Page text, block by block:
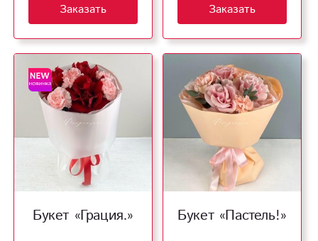
Заказать Заказать
Букет «Грация.» Букет «Пастель!»